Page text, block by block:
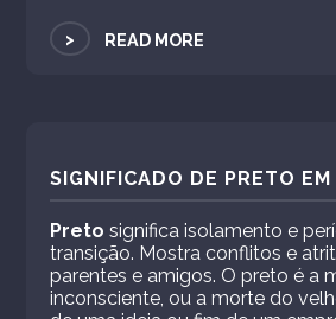
> READ MORE
SIGNIFICADO DE PRETO
Preto significa isolamento e
transição. Mostra conflitos e
parentes e amigos. O preto é a
inconsciente, ou a morte do